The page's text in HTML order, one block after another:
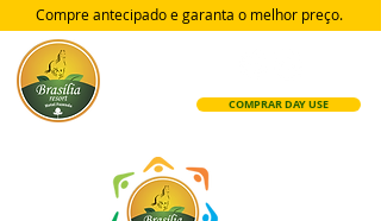
COMPRAR DAY USE
Compre antecipado e garanta o melhor preço.